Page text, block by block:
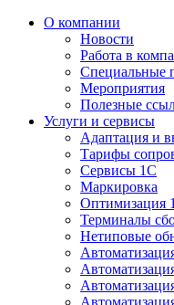
О компании
Новости
Работа в
Специальные
Мероприятия
Полезные
Услуги и сервисы
Адаптация и
Тарифы
Сервисы 1С
Маркировка
Оптимизация
Терминалы
Нетиповые